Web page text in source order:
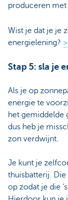
produceren met
Wist je dat je je
energielening?
Stap 5: sla je
Als je op
energie te
het gemiddelde
dus heb je
zon verdwijnt.
Je kunt je
thuisbatterij.
op zodat je die